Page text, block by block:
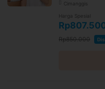
Cimanggis
Harga Spesial
Rp850.000